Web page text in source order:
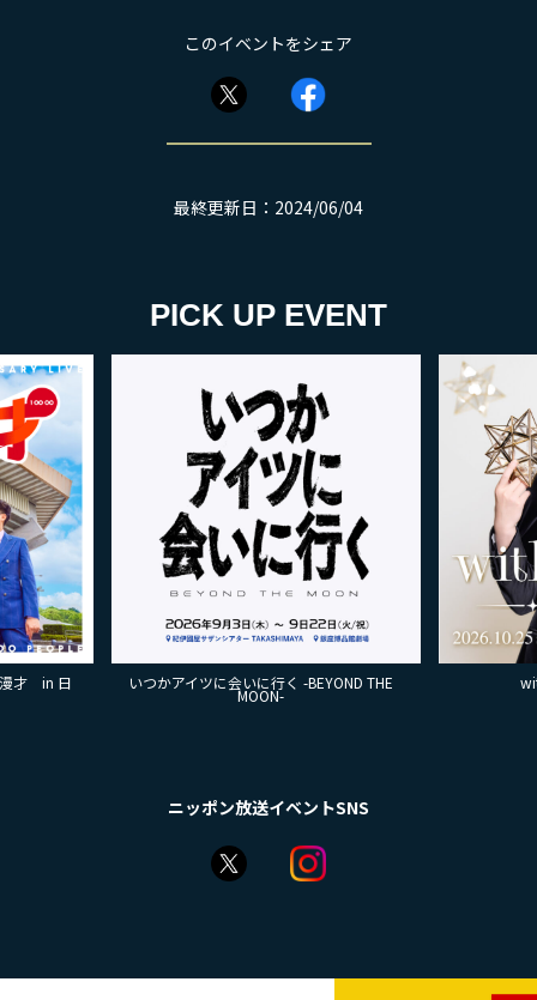
このイベントをシェア
最終更新日：2024/06/04
PICK UP EVENT
漫才 in 日 いつかアイツに会いに行く -BEYOND THE
MOON-
ニッポン放送イベントSNS